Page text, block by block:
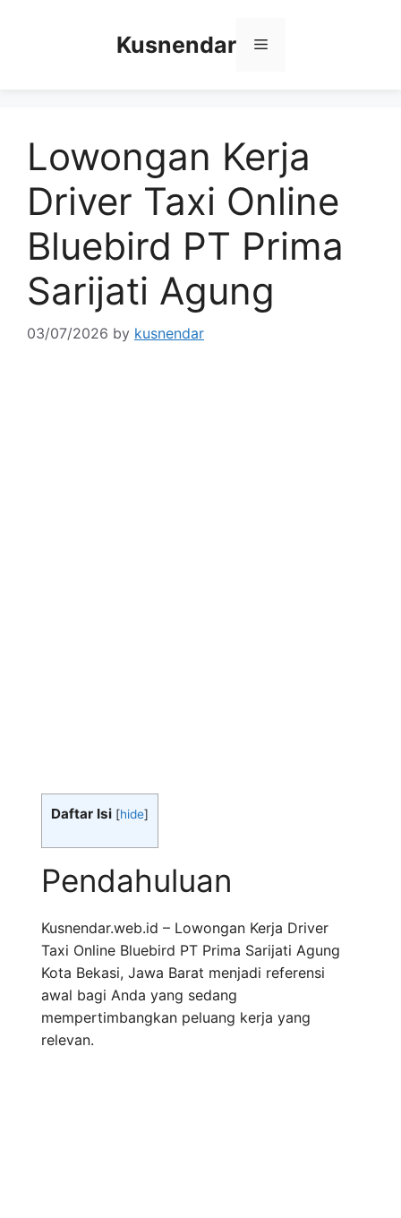
Kusnendar Menu
Lowongan Kerja
Driver Taxi Online
Bluebird PT Prima
Sarijati Agung
03/07/2026 by kusnendar
Daftar Isi [hide]
Pendahuluan
Kusnendar.web.id – Lowongan Kerja Driver
Taxi Online Bluebird PT Prima Sarijati Agung
Kota Bekasi, Jawa Barat menjadi referensi
awal bagi Anda yang sedang
mempertimbangkan peluang kerja yang
relevan.